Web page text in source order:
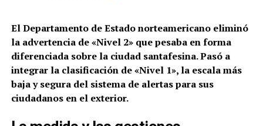
auditada hasta 2018 por la consultora KPMG que habría
advertido, entre otros aspectos objetables, que
laexpansión estuvo apalancada con deuda bancaria
de corto plazo.
Entre tantotuvo un logro judicial
se encuentran
encarceladas, ¿qué color de
piel tendrían? Lejos de
tener un sistema de
segregación racial
legalizado, lo tenemos
El Departamento de Estado norteamericano eliminó
la advertencia de «Nivel 2» que pesaba en forma
diferenciada sobre la ciudad santafesina.Pasó a
integrar la clasificación de «Nivel 1», la escala más
baja y segura del sistema de alertas para sus
ciudadanos en el exterior.